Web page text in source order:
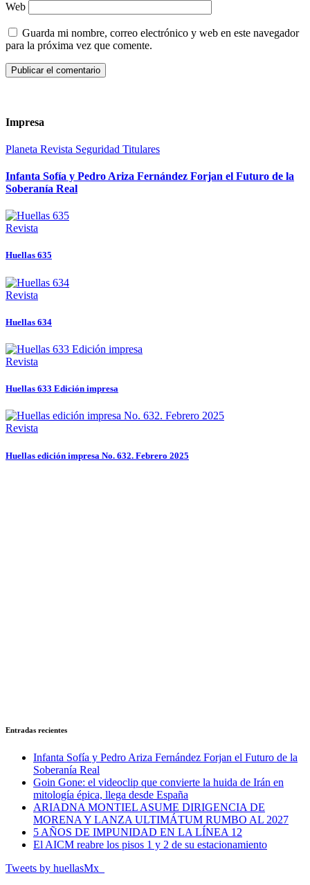
Web
Guarda mi nombre, correo electrónico y web en este navegador
para la próxima vez que comente.
Impresa
Planeta Revista Seguridad Titulares
Infanta Sofía y Pedro Ariza Fernández Forjan el Futuro de la
Soberanía Real
Revista
Huellas 635
Revista
Huellas 634
Revista
Huellas 633 Edición impresa
Revista
Huellas edición impresa No. 632. Febrero 2025
Entradas recientes
Infanta Sofía y Pedro Ariza Fernández Forjan el Futuro de la
Soberanía Real
Goin Gone: el videoclip que convierte la huida de Irán en
mitología épica, llega desde España
ARIADNA MONTIEL ASUME DIRIGENCIA DE
MORENA Y LANZA ULTIMÁTUM RUMBO AL 2027
5 AÑOS DE IMPUNIDAD EN LA LÍNEA 12
El AICM reabre los pisos 1 y 2 de su estacionamiento
Tweets by huellasMx_